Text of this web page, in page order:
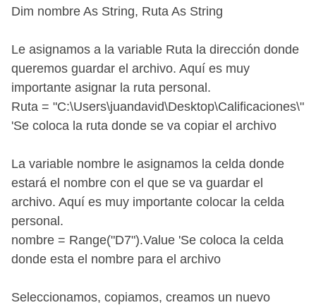
Dim nombre As String, Ruta As String
Le asignamos a la variable Ruta la dirección donde
queremos guardar el archivo. Aquí es muy
importante asignar la ruta personal.
Ruta = "C:\Users\juandavid\Desktop\Calificaciones\"
'Se coloca la ruta donde se va copiar el archivo
La variable nombre le asignamos la celda donde
estará el nombre con el que se va guardar el
archivo. Aquí es muy importante colocar la celda
personal.
nombre = Range("D7").Value 'Se coloca la celda
donde esta el nombre para el archivo
Seleccionamos, copiamos, creamos un nuevo